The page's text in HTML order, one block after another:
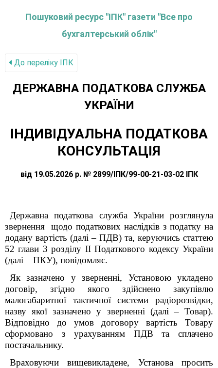
Пошуковий ресурс "ІПК" газети "Все про
бухгалтерський облік"
До переліку IПК
ДЕРЖАВНА ПОДАТКОВА СЛУЖБА
УКРАЇНИ
ІНДИВІДУАЛЬНА ПОДАТКОВА
КОНСУЛЬТАЦІЯ
від 19.05.2026 р. № 2899/ІПК/99-00-21-03-02 ІПК
Державна податкова служба України розглянула
звернення щодо податкових наслідків з податку на
додану вартість (далі – ПДВ) та, керуючись статтею
52 глави 3 розділу II Податкового кодексу України
(далі – ПКУ), повідомляє.
Як зазначено у зверненні, Установою укладено
договір, згідно якого здійснено закупівлю
малогабаритної тактичної системи радіорозвідки,
назву якої зазначено у зверненні (далі – Товар).
Відповідно до умов договору вартість Товару
сформовано з урахуванням ПДВ та сплачено
постачальнику.
Враховуючи вищевикладене, Установа просить